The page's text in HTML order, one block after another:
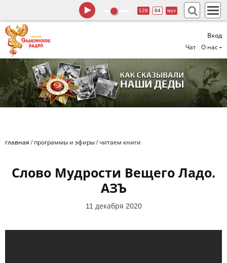
Вход
Чат
О нас
128 64 муз
главная / программы и эфиры / читаем книги
Слово Мудрости Вещего Ладо.
АЗЪ
11 декабря 2020